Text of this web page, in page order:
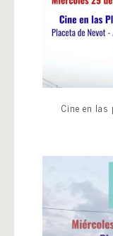
Cine en las